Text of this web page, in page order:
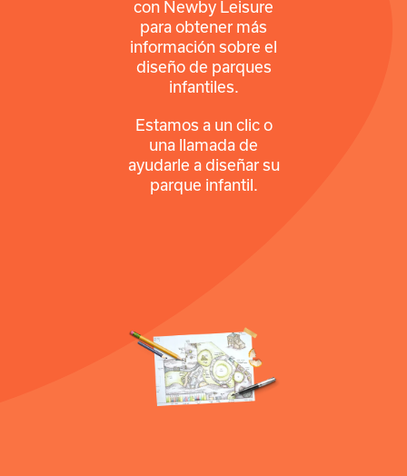
con Newby Leisure
para obtener más
información sobre el
diseño de parques
infantiles.
Estamos a un clic o
una llamada de
ayudarle a diseñar su
parque infantil.